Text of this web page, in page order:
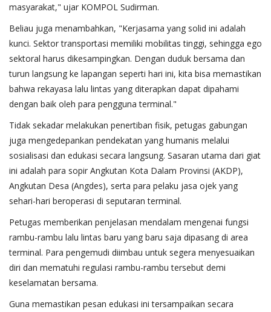
masyarakat," ujar KOMPOL Sudirman.
​Beliau juga menambahkan, "Kerjasama yang solid ini adalah
kunci. Sektor transportasi memiliki mobilitas tinggi, sehingga ego
sektoral harus dikesampingkan. Dengan duduk bersama dan
turun langsung ke lapangan seperti hari ini, kita bisa memastikan
bahwa rekayasa lalu lintas yang diterapkan dapat dipahami
dengan baik oleh para pengguna terminal."
​Tidak sekadar melakukan penertiban fisik, petugas gabungan
juga mengedepankan pendekatan yang humanis melalui
sosialisasi dan edukasi secara langsung. Sasaran utama dari giat
ini adalah para sopir Angkutan Kota Dalam Provinsi (AKDP),
Angkutan Desa (Angdes), serta para pelaku jasa ojek yang
sehari-hari beroperasi di seputaran terminal.
​Petugas memberikan penjelasan mendalam mengenai fungsi
rambu-rambu lalu lintas baru yang baru saja dipasang di area
terminal. Para pengemudi diimbau untuk segera menyesuaikan
diri dan mematuhi regulasi rambu-rambu tersebut demi
keselamatan bersama.
​Guna memastikan pesan edukasi ini tersampaikan secara